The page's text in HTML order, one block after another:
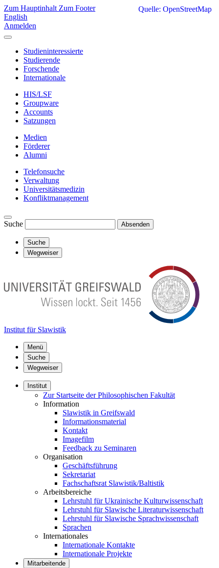
Zum Hauptinhalt Zum Footer
English
Anmelden
Studieninteressierte
Studierende
Forschende
Internationale
HIS/LSF
Groupware
Accounts
Satzungen
Medien
Förderer
Alumni
Telefonsuche
Verwaltung
Universitätsmedizin
Konfliktmanagement
Suche Absenden
Suche
Wegweiser
Institut für Slawistik
Menü
Suche
Wegweiser
Institut
Zur Startseite der Philosophischen Fakultät
Information
Slawistik in Greifswald
Informationsmaterial
Kontakt
Imagefilm
Feedback zu Seminaren
Organisation
Geschäftsführung
Sekretariat
Fachschaftsrat Slawistik/Baltistik
Arbeitsbereiche
Lehrstuhl für Ukrainische Kulturwissenschaft
Lehrstuhl für Slawische Literaturwissenschaft
Lehrstuhl für Slawische Sprachwissenschaft
Sprachen
Internationales
Internationale Kontakte
Internationale Projekte
Mitarbeitende
Quelle: OpenStreetMap